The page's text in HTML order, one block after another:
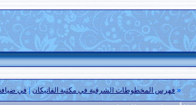
« فهرس المخطوطات الشرقية في مكتبة الفاتيكان|في